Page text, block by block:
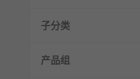
子分类
产品组